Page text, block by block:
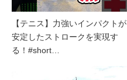
【テニス】力強いインパクトが
安定したストロークを実現す
る！#short…